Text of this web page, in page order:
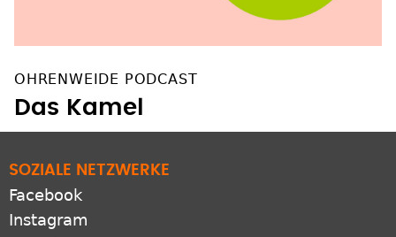
OHRENWEIDE PODCAST
Das Kamel
SOZIALE NETZWERKE
Facebook
Instagram